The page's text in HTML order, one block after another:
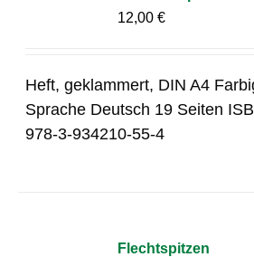
12,00€
Heft, geklammert, DIN A4
Sprache Deutsch 19 Seiten
978-3-934210-55-4
Flechtspitzen